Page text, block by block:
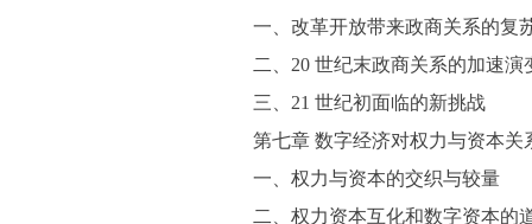
一、改革开放带来政商关系的复
二、20 世纪末政商关系的加速演
三、21 世纪初面临的新挑战
第七章 数字经济对权力与资本关
一、权力与资本的交织与较量
二、权力资本互化和数字资本的